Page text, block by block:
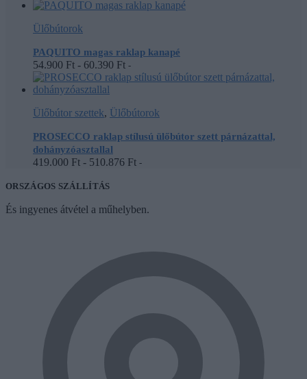
Ülőbútorok
PAQUITO magas raklap kanapé
54.900 Ft - 60.390 Ft -
Ülőbútor szettek, Ülőbútorok
PROSECCO raklap stílusú ülőbútor szett párnázattal,
dohányzóasztallal
419.000 Ft - 510.876 Ft -
ORSZÁGOS SZÁLLÍTÁS
És ingyenes átvétel a műhelyben.